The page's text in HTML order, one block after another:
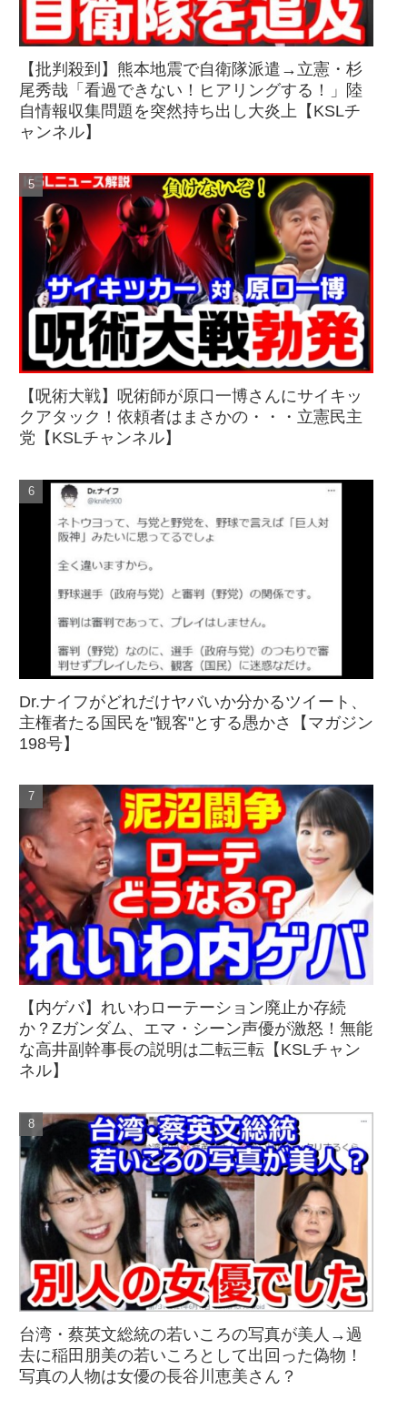
【批判殺到】熊本地震で自衛隊派遣→立憲・杉
尾秀哉「看過できない！ヒアリングする！」陸
自情報収集問題を突然持ち出し大炎上【KSLチ
ャンネル】
【呪術大戦】呪術師が原口一博さんにサイキッ
クアタック！依頼者はまさかの・・・立憲民主
党【KSLチャンネル】
Dr.ナイフがどれだけヤバいか分かるツイート、
主権者たる国民を"観客"とする愚かさ【マガジン
198号】
【内ゲバ】れいわローテーション廃止か存続
か？Zガンダム、エマ・シーン声優が激怒！無能
な高井副幹事長の説明は二転三転【KSLチャン
ネル】
台湾・蔡英文総統の若いころの写真が美人→過
去に稲田朋美の若いころとして出回った偽物！
写真の人物は女優の長谷川恵美さん？